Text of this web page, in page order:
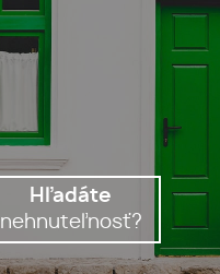
Hľadáte
nehnuteľnosť?